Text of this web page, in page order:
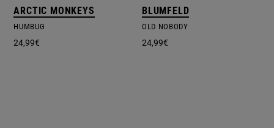
ARCTIC MONKEYS
HUMBUG
24,99€
BLUMFELD
OLD NOBODY
24,99€